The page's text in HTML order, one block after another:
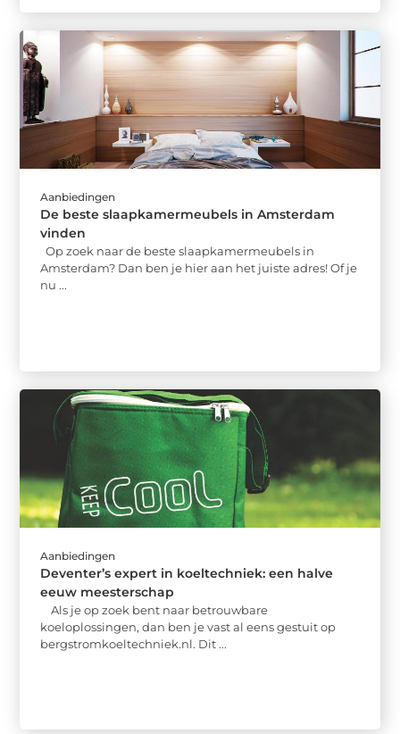
Aanbiedingen
De beste slaapkamermeubels in Amsterdam
vinden
Op zoek naar de beste slaapkamermeubels in
Amsterdam? Dan ben je hier aan het juiste adres! Of je
nu ...
Aanbiedingen
Deventer’s expert in koeltechniek: een halve
eeuw meesterschap
Als je op zoek bent naar betrouwbare
koeloplossingen, dan ben je vast al eens gestuit op
bergstromkoeltechniek.nl. Dit ...